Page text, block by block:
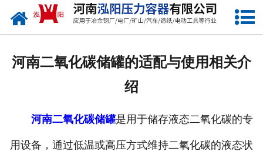
网站首页
河南二氧化碳储罐的适配与使用相关介
绍
河南二氧化碳储罐是用于储存液态二氧化碳的专
用设备，通过低温或高压方式维持二氧化碳的液态状